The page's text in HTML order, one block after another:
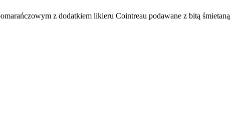
z dodatkiem likieru Cointreau podawane z bitą śmietaną